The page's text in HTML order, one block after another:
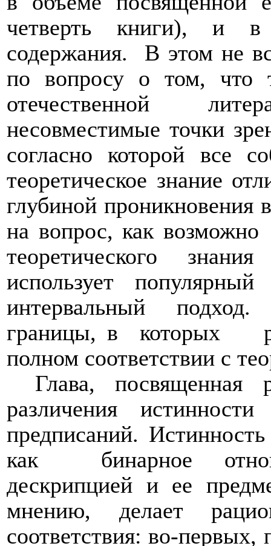
четверть книги), и в
содержания.
В этом не
по вопросу о том, что
отечественной
несовместимые точки
согласно которой все
теоретическое знание
глубиной проникновения
на вопрос, как возможно
теоретического
использует
интервальный
подход.
границы, в
которых
полном соответствии с
Глава, посвященная
различения
предписаний.
как
бинарное
дескрипцией и ее
мнению, делает
соответствия: во-